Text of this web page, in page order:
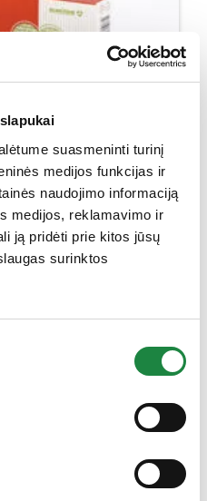
suasmeninti turinį
medijos funkcijas ir
naudojimo informaciją
medijos, reklamavimo ir
ją pridėti prie kitos jūsų
surinktos
balansui kaps. N30
cholesterolio balansui kaps.
Gauk 10% nuolaidą!